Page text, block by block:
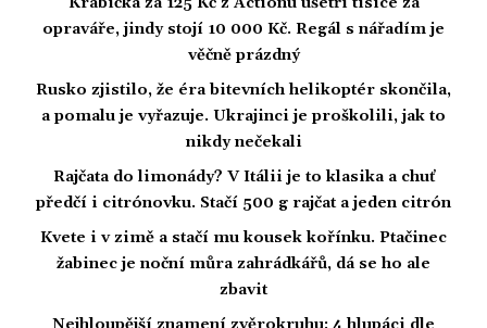
opraváře, jindy stojí 10 000 Kč. Regál s nářadím je
věčně prázdný
Rusko zjistilo, že éra bitevních helikoptér skončila,
a pomalu je vyřazuje. Ukrajinci je proškolili, jak to
nikdy nečekali
Rajčata do limonády? V Itálii je to klasika a chuť
předčí i citrónovku. Stačí 500 g rajčat a jeden citrón
Kvete i v zimě a stačí mu kousek kořínku. Ptačinec
žabinec je noční můra zahrádkářů, dá se ho ale
zbavit